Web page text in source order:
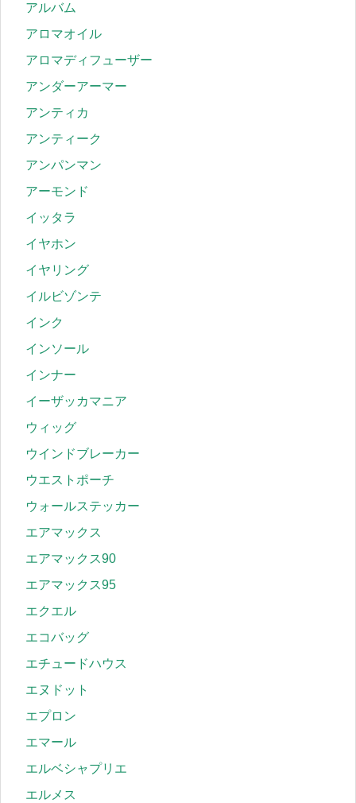
アルバム
アロマオイル
アロマディフューザー
アンダーアーマー
アンティカ
アンティーク
アンパンマン
アーモンド
イッタラ
イヤホン
イヤリング
イルビゾンテ
インク
インソール
インナー
イーザッカマニア
ウィッグ
ウインドブレーカー
ウエストポーチ
ウォールステッカー
エアマックス
エアマックス90
エアマックス95
エクエル
エコバッグ
エチュードハウス
エヌドット
エプロン
エマール
エルベシャプリエ
エルメス